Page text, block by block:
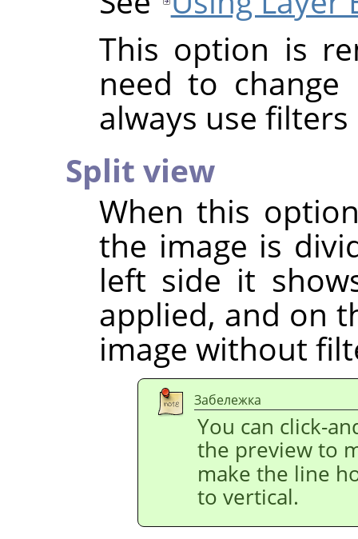
This option is
need to
always use
Split view
When this
the image is
left side it
applied, and on
image without
Забележка
You can click-
the preview to
make the line
to vertical.